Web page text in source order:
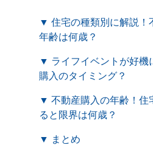
▼ 住宅の種類別に解説！
年齢は何歳？
▼ ライフイベントが好機
購入のタイミング？
▼ 不動産購入の年齢！住
ると限界は何歳？
▼ まとめ